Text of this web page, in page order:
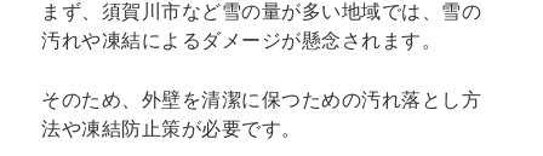
まず、須賀川市など雪の量が多い地域では、雪の
汚れや凍結によるダメージが懸念されます。
そのため、外壁を清潔に保つための汚れ落とし方
法や凍結防止策が必要です。